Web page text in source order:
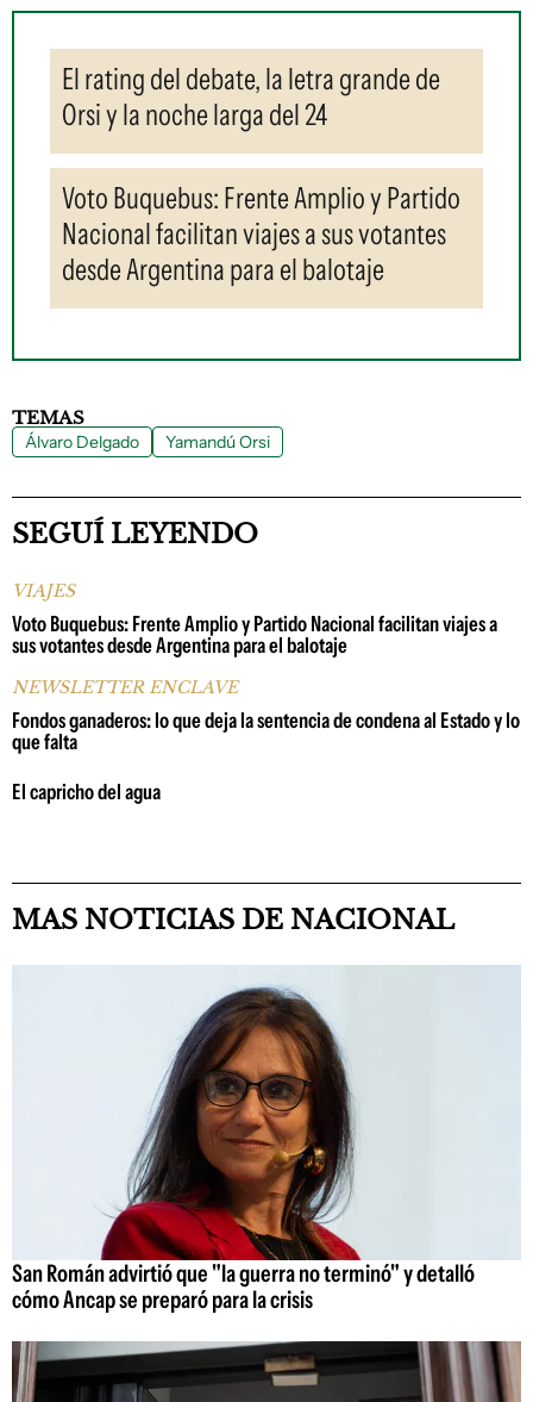
El rating del debate, la letra grande de
Orsi y la noche larga del 24
Voto Buquebus: Frente Amplio y Partido
Nacional facilitan viajes a sus votantes
desde Argentina para el balotaje
TEMAS
Álvaro Delgado Yamandú Orsi
SEGUÍ LEYENDO
VIAJES
Voto Buquebus: Frente Amplio y Partido Nacional facilitan viajes a
sus votantes desde Argentina para el balotaje
NEWSLETTER ENCLAVE
Fondos ganaderos: lo que deja la sentencia de condena al Estado y lo
que falta
El capricho del agua
MAS NOTICIAS DE NACIONAL
San Román advirtió que "la guerra no terminó" y detalló
cómo Ancap se preparó para la crisis